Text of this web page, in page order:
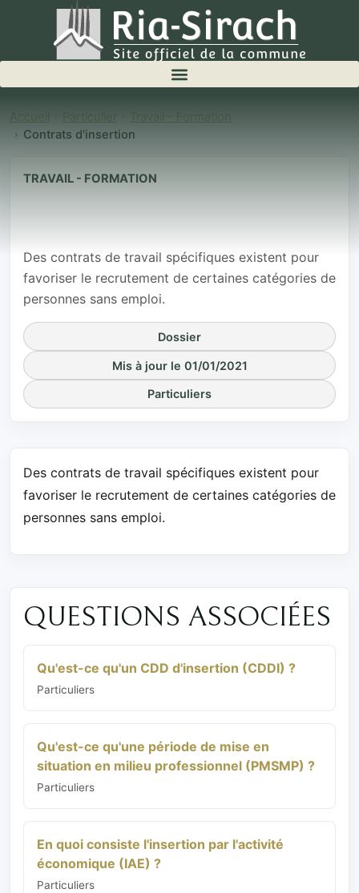
Accueil Particulier
Travail - Formation
Contrats d'insertion
TRAVAIL - FORMATION
Contrats
d'insertion
Des contrats de travail spécifiques existent pour
favoriser le recrutement de certaines catégories de
personnes sans emploi.
Dossier
Mis à jour le 01/01/2021
Particuliers
Des contrats de travail spécifiques existent pour
favoriser le recrutement de certaines catégories de
personnes sans emploi.
QUESTIONS ASSOCIÉES
Qu'est-ce qu'un CDD d'insertion (CDDI) ?
Particuliers
Qu'est-ce qu'une période de mise en
situation en milieu professionnel (PMSMP) ?
Particuliers
En quoi consiste l'insertion par l'activité
économique (IAE) ?
Particuliers